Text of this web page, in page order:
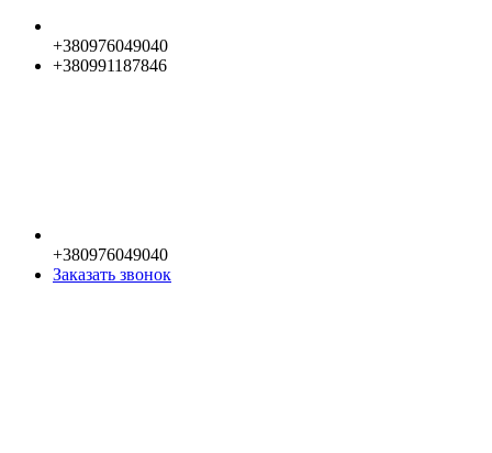
+380976049040
+380991187846
+380976049040
Заказать звонок